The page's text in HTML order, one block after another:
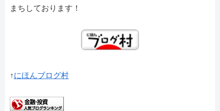
まちしております！
↑にほんブログ村